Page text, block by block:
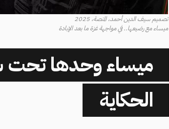
تصميم سيف الدين أحمد، المنصة، 2025
ميساء مع رضيعها.. في مواجهة غزة ما بعد الإبادة
ميساء وحدها تحت
الحكاية